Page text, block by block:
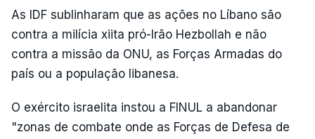
As IDF sublinharam que as ações no Líbano são
contra a milícia xiita pró-Irão Hezbollah e não
contra a missão da ONU, as Forças Armadas do
país ou a população libanesa.
O exército israelita instou a FINUL a abandonar
"zonas de combate onde as Forças de Defesa de